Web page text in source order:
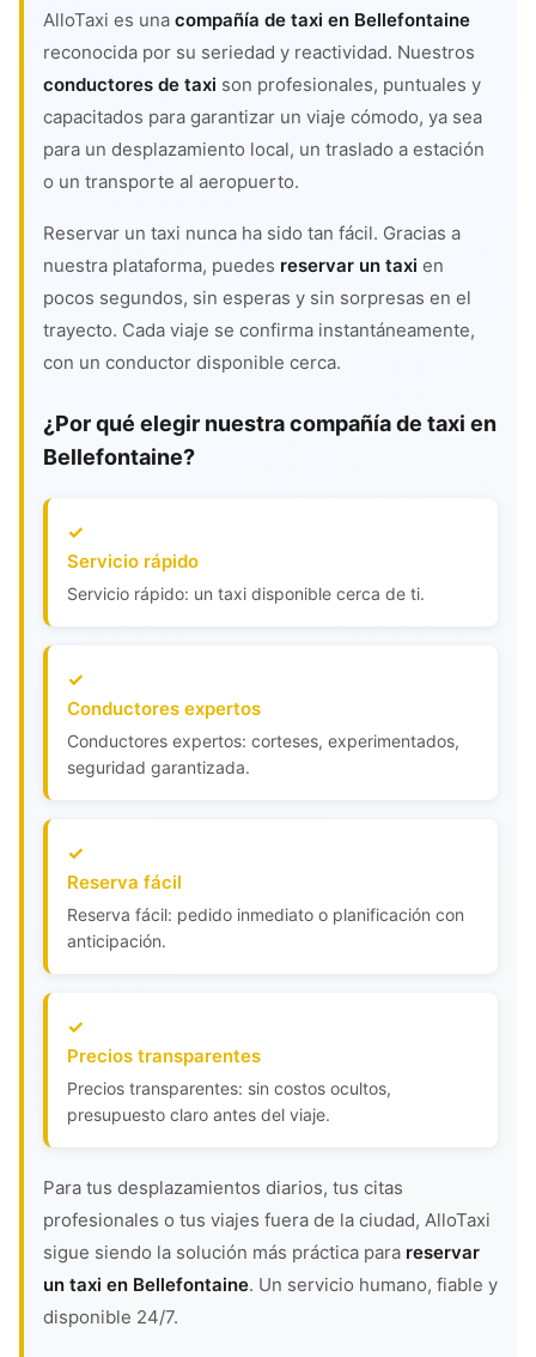
AlloTaxi es una compañía de taxi en Bellefontaine
reconocida por su seriedad y reactividad. Nuestros
conductores de taxi son profesionales, puntuales y
capacitados para garantizar un viaje cómodo, ya sea
para un desplazamiento local, un traslado a estación
o un transporte al aeropuerto.
Reservar un taxi nunca ha sido tan fácil. Gracias a
nuestra plataforma, puedes reservar un taxi en
pocos segundos, sin esperas y sin sorpresas en el
trayecto. Cada viaje se confirma instantáneamente,
con un conductor disponible cerca.
¿Por qué elegir nuestra compañía de taxi en
Bellefontaine?
Servicio rápido
Servicio rápido: un taxi disponible cerca de ti.
Conductores expertos
Conductores expertos: corteses, experimentados,
seguridad garantizada.
Reserva fácil
Reserva fácil: pedido inmediato o planificación con
anticipación.
Precios transparentes
Precios transparentes: sin costos ocultos,
presupuesto claro antes del viaje.
Para tus desplazamientos diarios, tus citas
profesionales o tus viajes fuera de la ciudad, AlloTaxi
sigue siendo la solución más práctica para reservar
un taxi en Bellefontaine. Un servicio humano, fiable y
disponible 24/7.